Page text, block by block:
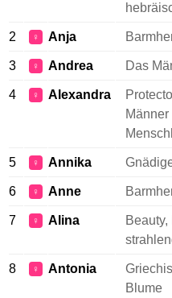
2 ♀ Anja
3 ♀ Andrea Das
4 ♀ Alexandra
5 ♀ Annika
6 ♀ Anne
7 ♀ Alina
8 ♀ Antonia
Blume